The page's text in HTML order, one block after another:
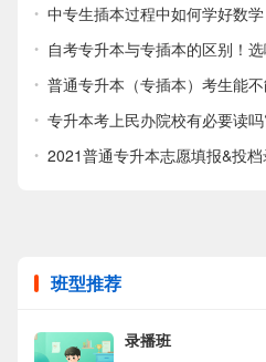
中专生插本过程中如何学好数学
普通专升本（专插本）考生能
专升本考上民办院校有必要读
2021普通专升本志愿填报&投
班型推荐
录播班